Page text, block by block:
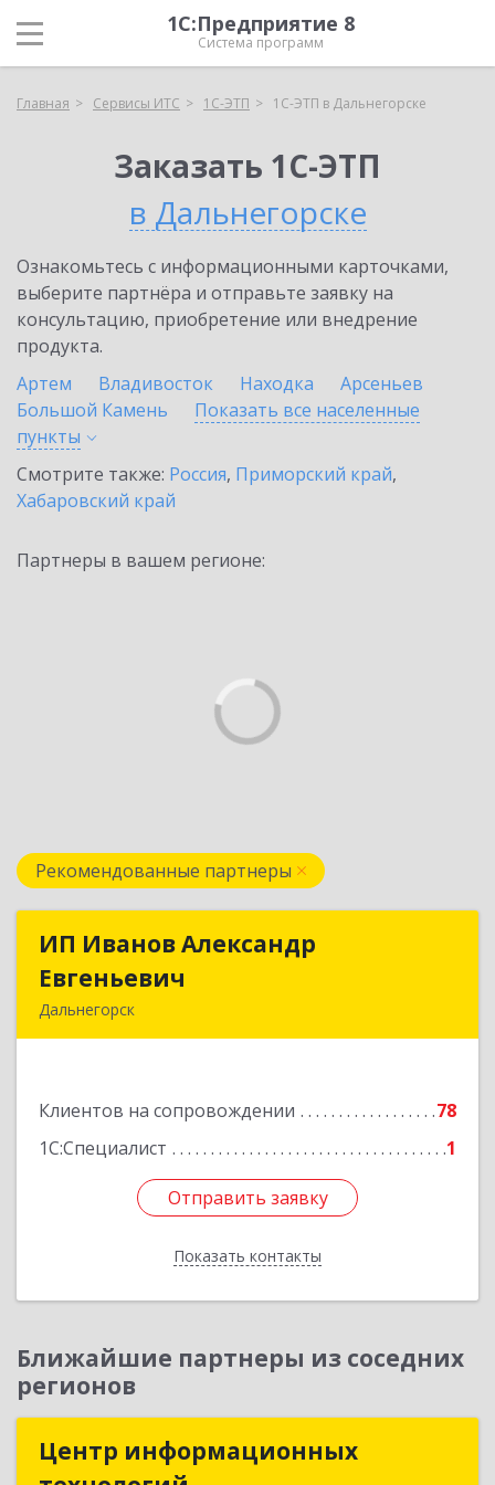
1С:Предприятие 8
Система программ
Главная Сервисы ИТС 1С-ЭТП 1С-ЭТП в Дальнегорске
Заказать 1С-ЭТП
в Дальнегорске
Ознакомьтесь с информационными карточками,
выберите партнёра и отправьте заявку на
консультацию, приобретение или внедрение
продукта.
Артем
Владивосток Находка
Арсеньев
Большой Камень
Показать все населенные
пункты
Смотрите также: Россия, Приморский край,
Хабаровский край
Партнеры в вашем регионе:
Рекомендованные партнеры
ИП Иванов Александр
Евгеньевич
Дальнегорск
Клиентов на сопровождении
78
1С:Специалист
1
Отправить заявку
Показать контакты
ИП Иванов Александр
Подробнее
Отправить заявку
Назад
Ближайшие партнеры из соседних
регионов
Центр информационных
Центр информационных